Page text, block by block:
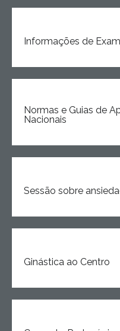
Informações de
Normas e Guias de
Nacionais
Sessão sobre
Ginástica ao Centro